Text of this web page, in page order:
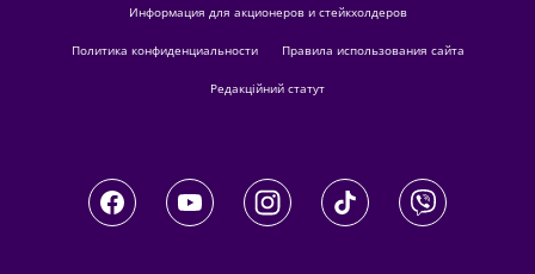
Информация для акционеров и стейкхолдеров
Политика конфиденциальности Правила использования сайта
Редакційний статут